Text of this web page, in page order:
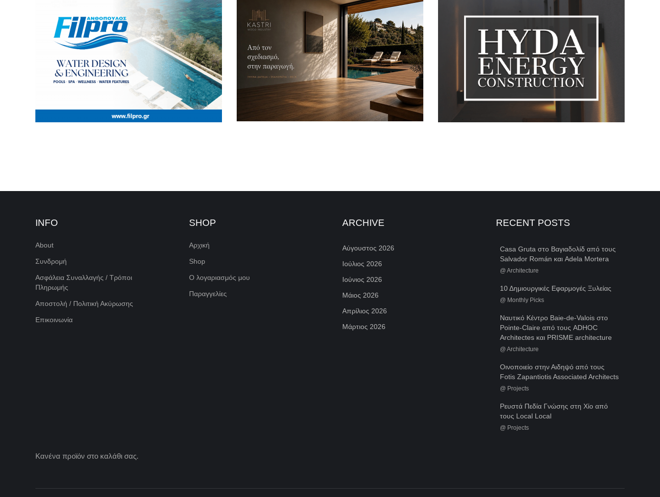
INFO
About
Συνδρομή
Ασφάλεια Συναλλαγής / Τρόποι
Πληρωμής
Αποστολή / Πολιτική Ακύρωσης
Επικοινωνία
SHOP
Αρχική
Shop
Ο λογαριασμός μου
Παραγγελίες
ARCHIVE
Αύγουστος 2026
Ιούλιος 2026
Ιούνιος 2026
Μάιος 2026
Απρίλιος 2026
Μάρτιος 2026
RECENT POSTS
Casa Gruta στο Βαγιαδολίδ από τους
Salvador Román και Adela Mortera
@ Architecture
10 Δημιουργικές Εφαρμογές Ξυλείας
@ Monthly Picks
Ναυτικό Κέντρο Baie-de-Valois στο
Pointe-Claire από τους ADHOC
Architectes και PRISME architecture
@ Architecture
Οινοποιείο στην Αιδηψό από τους
Fotis Zapantiotis Associated Architects
@ Projects
Ρευστά Πεδία Γνώσης στη Χίο από
τους Local Local
@ Projects
Κανένα προϊόν στο καλάθι σας.